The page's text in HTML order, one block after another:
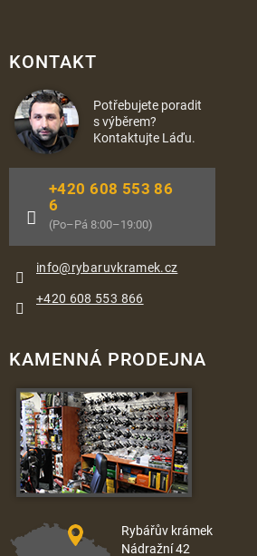
KONTAKT
Potřebujete poradit
s výběrem?
Kontaktujte Láďu.
info@rybaruvkramek.cz
+420 608 553 86
6
(Po–Pá 8:00–19:00)
+420 608 553 866
KAMENNÁ PRODEJNA
Rybářův krámek
Nádražní 42